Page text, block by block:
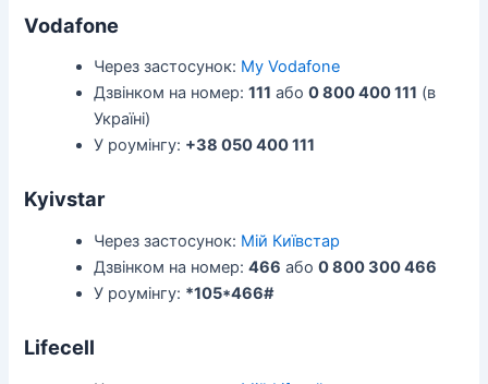
Vodafone
Через застосунок: My Vodafone
Дзвінком на номер:111 або0 800 400 111 (в
Україні)
У роумінгу: +38 050 400 111
Kyivstar
Через застосунок: Мій Київстар
Дзвінком на номер:466 або0 800 300 466
У роумінгу: *105*466#
Lifecell